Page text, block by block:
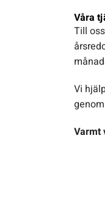
Våra
Till
Vi
Varmt